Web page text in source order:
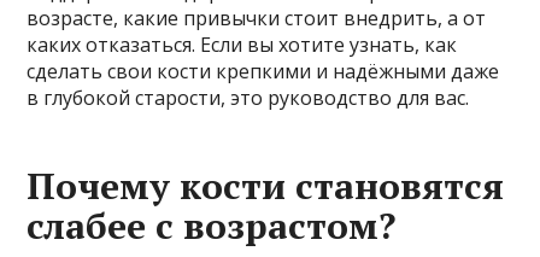
возрасте, какие привычки стоит внедрить, а от
каких отказаться. Если вы хотите узнать, как
сделать свои кости крепкими и надёжными даже
в глубокой старости, это руководство для вас.
Почему кости становятся
слабее с возрастом?